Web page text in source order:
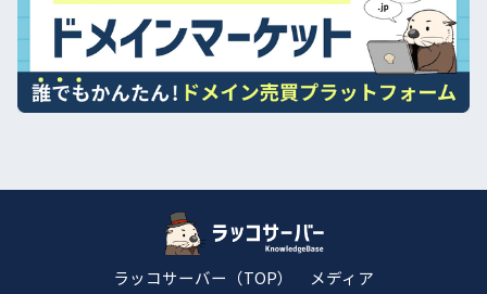
ラッコサーバー（TOP）
メディア